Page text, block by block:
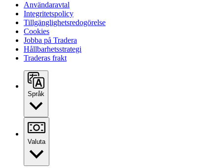
Användaravtal
Integritetspolicy
Tillgänglighetsredogörelse
Cookies
Jobba på Tradera
Hållbarhetsstrategi
Traderas frakt
Språk
Valuta